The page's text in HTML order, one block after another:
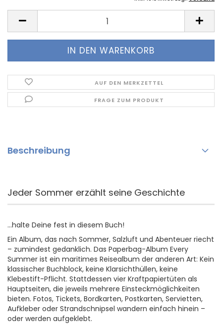
AUF DEN MERKZETTEL
FRAGE ZUM PRODUKT
Beschreibung
Jeder Sommer erzählt seine Geschichte
...halte Deine fest in diesem Buch!
Ein Album, das nach Sommer, Salzluft und Abenteuer riecht
– zumindest gedanklich. Das Paperbag-Album Every
Summer ist ein maritimes Reisealbum der anderen Art: Kein
klassischer Buchblock, keine Klarsichthüllen, keine
Klebestift-Pflicht. Stattdessen vier Kraftpapiertüten als
Hauptseiten, die jeweils mehrere Einsteckmöglichkeiten
bieten. Fotos, Tickets, Bordkarten, Postkarten, Servietten,
Aufkleber oder Strandschnipsel wandern einfach hinein –
oder werden aufgeklebt.